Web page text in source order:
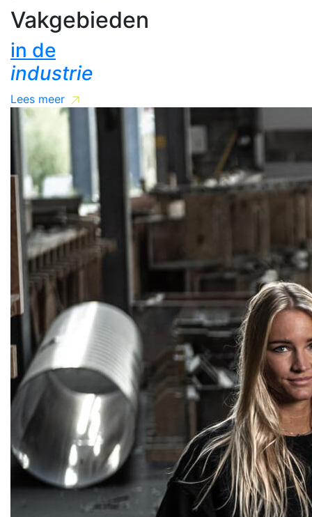
Vakgebieden
in de
industrie
Lees meer